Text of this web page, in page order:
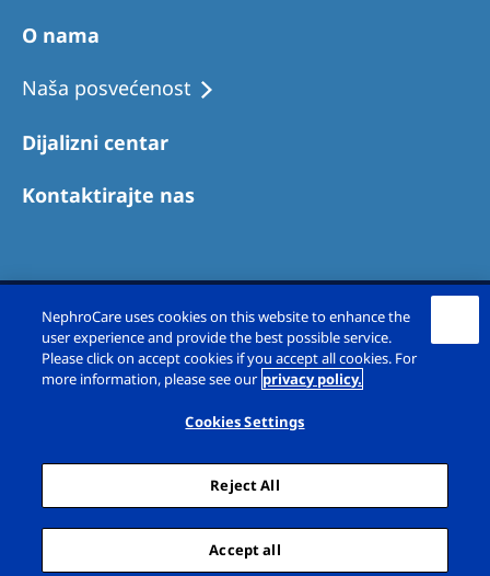
O nama
Naša posvećenost
Dijalizni centar
Kontaktirajte nas
Specijalna bolnica Fresenius Medical Care Srbija 2026,
Pravno obaveštenje
Politika privatnosti
Mapa sajta
NephroCare uses cookies on this website to enhance the
user experience and provide the best possible service.
Please click on accept cookies if you accept all cookies. For
more information, please see our privacy policy.
Cookies Settings
Reject All
Accept all